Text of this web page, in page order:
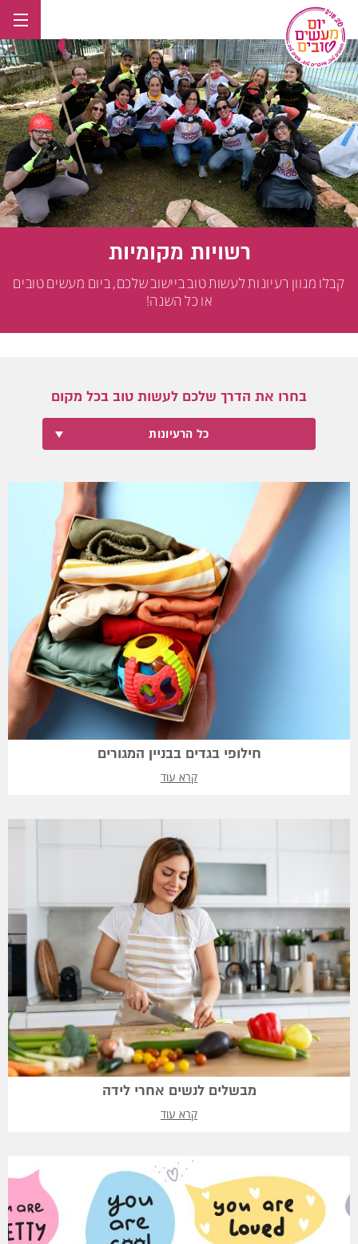
לתוכן
רשויות מקומיות
קבלו מגוון רעיונות לעשות טוב ביישוב שלכם, ביום מעשים טובים
או כל השנה!
בחרו את הדרך שלכם לעשות טוב בכל מקום
כל הרעיונות
חילופי בגדים בבניין המגורים
קרא עוד
מבשלים לנשים אחרי לידה
קרא עוד